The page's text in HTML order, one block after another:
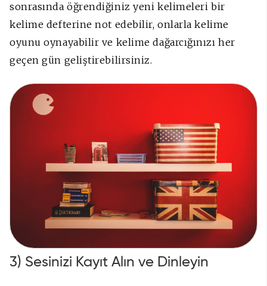
sonrasında öğrendiğiniz yeni kelimeleri bir
kelime defterine not edebilir, onlarla kelime
oyunu oynayabilir ve kelime dağarcığınızı her
geçen gün geliştirebilirsiniz.
3) Sesinizi Kayıt Alın ve Dinleyin